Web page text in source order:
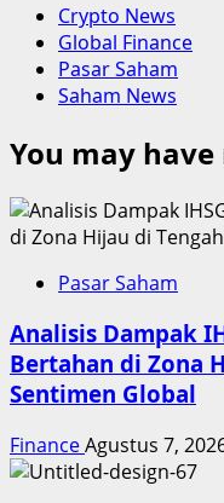
Crypto News
Global Finance
Pasar Saham
Saham News
You may have
Pasar Saham
Analisis Dampak
Bertahan di Zona
Sentimen Global
FinanceAgustus 7,